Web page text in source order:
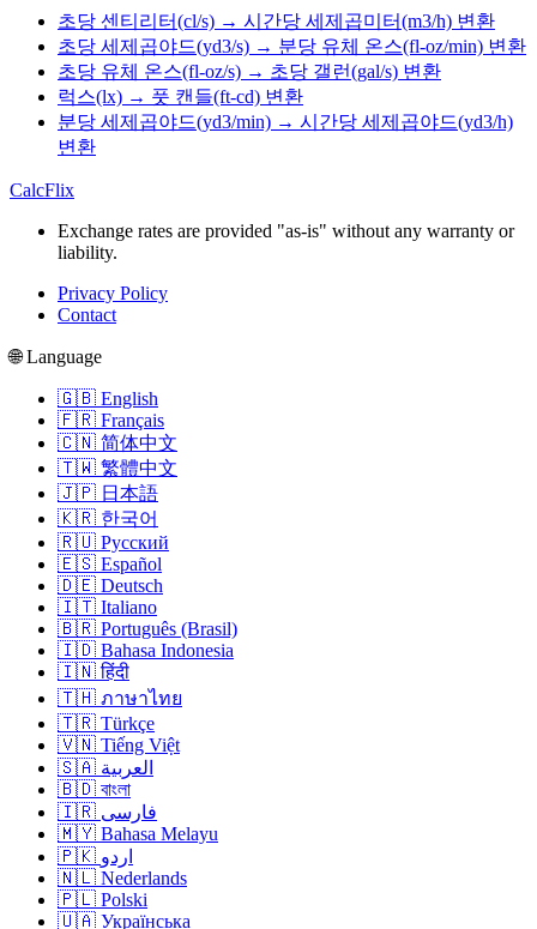
초당 센티리터(cl/s) → 시간당 세제곱미터(m3/h) 변환
초당 세제곱야드(yd3/s) → 분당 유체 온스(fl-oz/min) 변환
초당 유체 온스(fl-oz/s) → 초당 갤런(gal/s) 변환
럭스(lx) → 풋 캔들(ft-cd) 변환
분당 세제곱야드(yd3/min) → 시간당 세제곱야드(yd3/h)
변환
CalcFlix
Exchange rates are provided "as-is" without any warranty or
liability.
Privacy Policy
Contact
🌐 Language
🇬🇧 English
🇫🇷 Français
🇨🇳 简体中文
🇹🇼 繁體中文
🇯🇵 日本語
🇰🇷 한국어
🇷🇺 Русский
🇪🇸 Español
🇩🇪 Deutsch
🇮🇹 Italiano
🇧🇷 Português (Brasil)
🇮🇩 Bahasa Indonesia
🇮🇳 हिंदी
🇹🇭 ภาษาไทย
🇹🇷 Türkçe
🇻🇳 Tiếng Việt
🇸🇦 العربية
🇧🇩 বাংলা
🇮🇷 فارسی
🇲🇾 Bahasa Melayu
🇵🇰 اردو
🇳🇱 Nederlands
🇵🇱 Polski
🇺🇦 Українська